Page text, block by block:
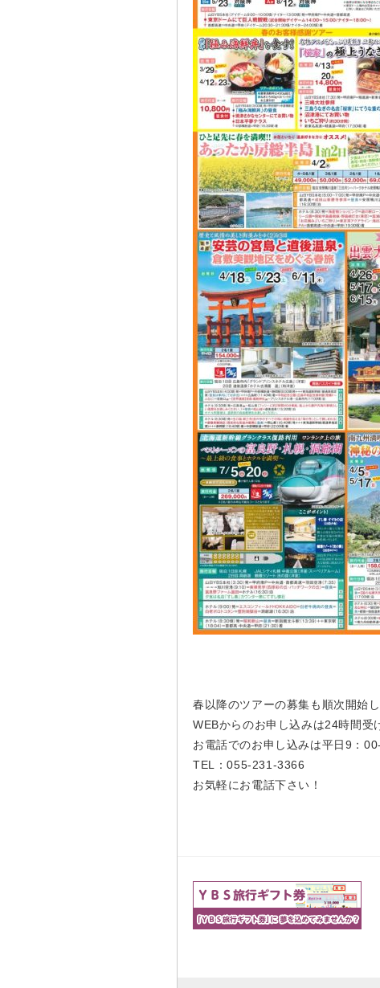
春以降のツアーの募集も順次開始
WEBからのお申し込みは24時間受
お電話でのお申し込みは平日9：
TEL：055-231-3366
お気軽にお電話下さい！